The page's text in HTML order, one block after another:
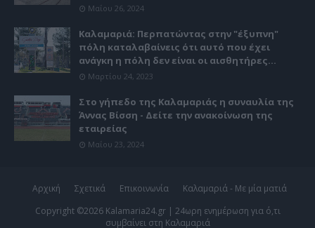
Μαΐου 26, 2024
Καλαμαριά: Περπατώντας στην "έξυπνη"
πόλη καταλαβαίνεις ότι αυτό που έχει
ανάγκη η πόλη δεν είναι οι αισθητήρες...
Μαρτίου 24, 2023
Στο γήπεδο της Καλαμαριάς η συναυλία της
Άννας Βίσση - Δείτε την ανακοίνωση της
εταιρείας
Μαΐου 23, 2024
Αρχική Σχετικά Επικοινωνία
Καλαμαριά - Με μία ματιά
Copyright ©2026 Kalamaria24.gr | 24ωρη ενημέρωση για ό,τι
συμβαίνει στη Καλαμαριά